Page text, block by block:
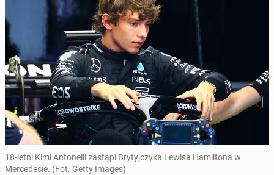
18-letni Kimi Antonelli zastąpi Brytyjczyka Lewisa Hamiltona w
Mercedesie. (Fot. Getty Images)